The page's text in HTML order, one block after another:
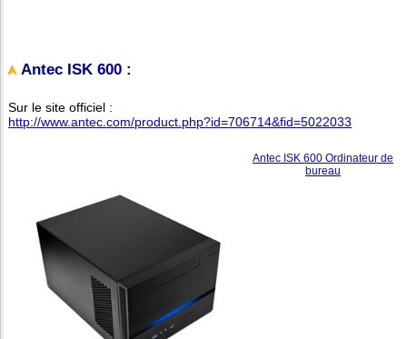
Antec ISK 600 :
Sur le site officiel :
http://www.antec.com/product.php?id=706714&fid=5022033
Antec ISK 600 Ordinateur de
bureau